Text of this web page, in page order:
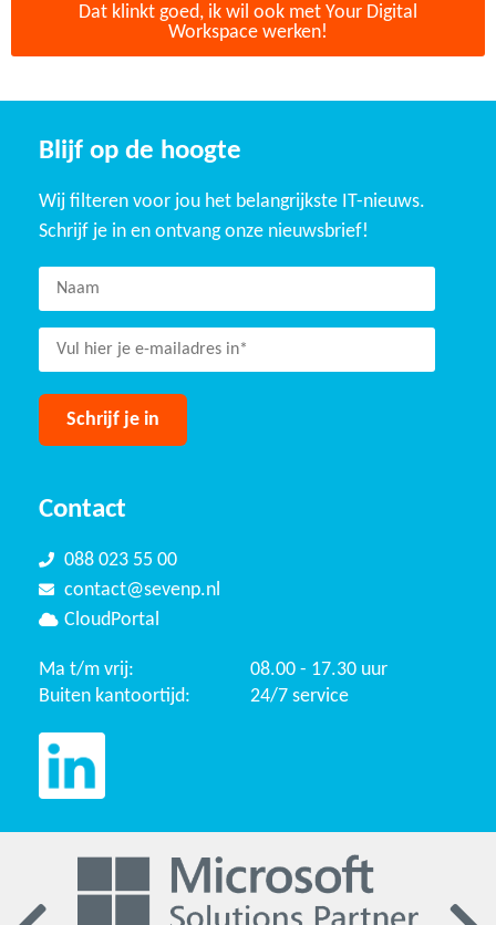
Dat klinkt goed, ik wil ook met Your Digital
Workspace werken!
Blijf op de hoogte
Wij filteren voor jou het belangrijkste IT-nieuws.
Schrijf je in en ontvang onze nieuwsbrief!
Contact
088 023 55 00
contact@sevenp.nl
CloudPortal
Ma t/m vrij:
08.00 - 17.30 uur
Buiten kantoortijd:
24/7 service